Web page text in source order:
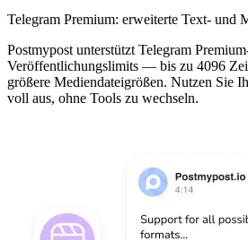
Telegram Premium: erweiterte Text- und
Postmypost unterstützt Telegram
Veröffentlichungslimits — bis zu 4096
größere Mediendateigrößen. Nutzen Sie
voll aus, ohne Tools zu wechseln.